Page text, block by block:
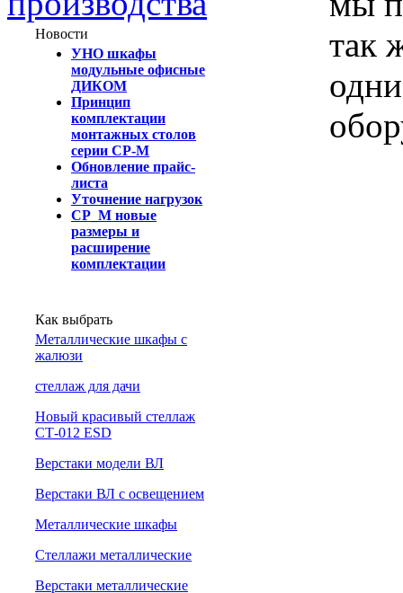
Новости
УНО шкафы
модульные офисные
ДИКОМ
Принцип
комплектации
монтажных столов
серии СР-М
Обновление прайс-
листа
Уточнение нагрузок
СР_М новые
размеры и
расширение
комплектации
Как выбрать
Металлические шкафы с
жалюзи
cтеллаж для дачи
Новый красивый стеллаж
СТ-012 ESD
Верстаки модели ВЛ
Верстаки ВЛ с освещением
Металлические шкафы
Стеллажи металлические
Верстаки металлические
так